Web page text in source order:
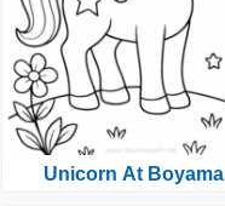
Unicorn At Boyama